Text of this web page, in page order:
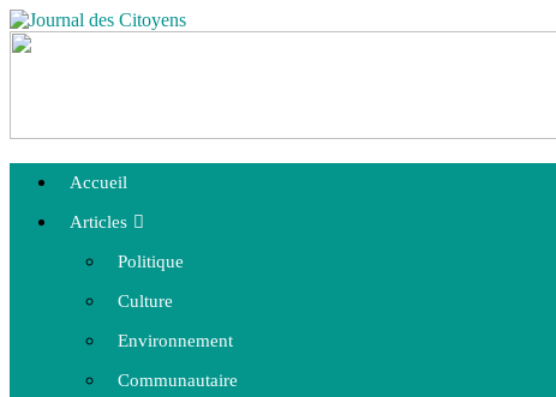
Accueil
Articles
Politique
Culture
Environnement
Communautaire